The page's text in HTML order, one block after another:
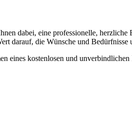
dabei, eine professionelle, herzliche
darauf, die Wünsche und Bedürfnisse
eines kostenlosen und